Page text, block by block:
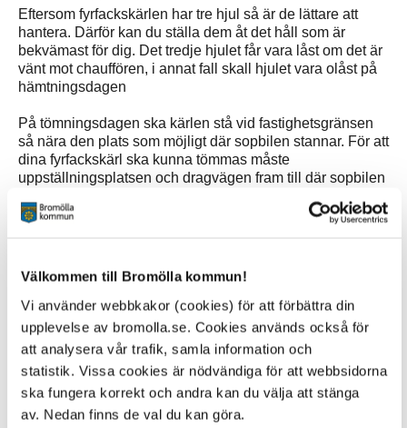
Välkommen till Bromölla kommun!
Vi använder webbkakor (cookies) för att förbättra din
upplevelse av bromolla.se. Cookies används också för
att analysera vår trafik, samla information och
statistik. Vissa cookies är nödvändiga för att webbsidorna
ska fungera korrekt och andra kan du välja att stänga
av. Nedan finns de val du kan göra.
Eftersom fyrfackskärlen har tre hjul så är de lättare att
hantera. Därför kan du ställa dem åt det håll som är
bekvämast för dig. Det tredje hjulet får vara låst om det är
vänt mot chauffören, i annat fall skall hjulet vara olåst på
hämtningsdagen
På tömningsdagen ska kärlen stå vid fastighetsgränsen
så nära den plats som möjligt där sopbilen stannar. För att
dina fyrfackskärl ska kunna tömmas måste
uppställningsplatsen och dragvägen fram till där sopbilen
att vända på kärlet eller dra det fram till sopbilen.
Dragvägen ska även den vara hårdgjord (till exempel
asfalt, stensatt eller gjutet).
Vi hjälper dig att göra rätt
Ibland behöver de som sköter sophämtningen meddela
något till dig. Då hänger vi ett meddelande på